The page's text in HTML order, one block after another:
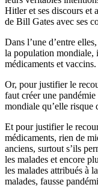
Hitler et ses discours et
de Bill Gates avec ses
Dans l’une d’entre
la population mondiale,
médicaments et vaccins.
Or, pour justifier le
faut créer une
mondiale qu’elle risque
Et pour justifier le
médicaments, rien de
anciens, surtout s’ils
les malades et encore
les malades attribués à
malades, fausse